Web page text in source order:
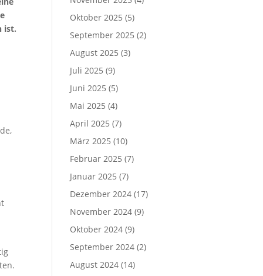
ist.
Oktober 2025 (5)
September 2025 (2)
August 2025 (3)
Juli 2025 (9)
Juni 2025 (5)
Mai 2025 (4)
April 2025 (7)
März 2025 (10)
Februar 2025 (7)
Januar 2025 (7)
Dezember 2024 (17)
November 2024 (9)
Oktober 2024 (9)
September 2024 (2)
August 2024 (14)